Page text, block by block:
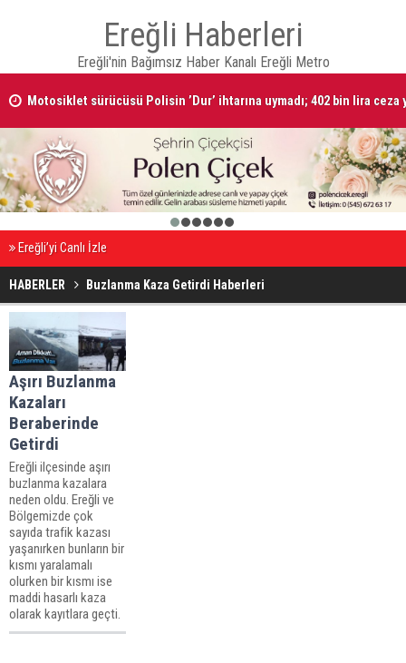
Ereğli Haberleri
Ereğli'nin Bağımsız Haber Kanalı Ereğli Metro
Motosiklet sürücüsü Polisin ’Dur’ ihtarına uymadı; 402 bin lira ceza
2 3 4 5 6
Ereğli’yi Canlı İzle
HABERLER Buzlanma Kaza Getirdi Haberleri
Aşırı Buzlanma
Kazaları
Beraberinde
Getirdi
​​​​​​​Ereğli ilçesinde aşırı
buzlanma kazalara
neden oldu. Ereğli ve
Bölgemizde çok
sayıda trafik kazası
yaşanırken bunların bir
kısmı yaralamalı
olurken bir kısmı ise
maddi hasarlı kaza
olarak kayıtlara geçti.